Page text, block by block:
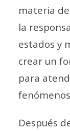
materia
la
estados y
crear un
para
Después